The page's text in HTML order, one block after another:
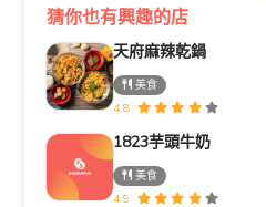
猜你也有興趣的店
天府麻辣乾鍋
美食
4.8
1823芋頭牛奶
美食
4.9